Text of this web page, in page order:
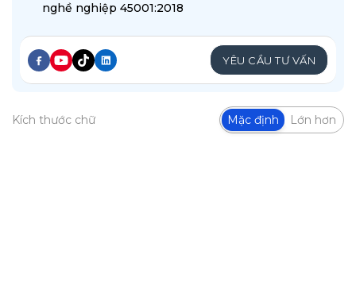
nghề nghiệp 45001:2018
YÊU CẦU TƯ VẤN
Kích thước chữ Mặc định Lớn hơn